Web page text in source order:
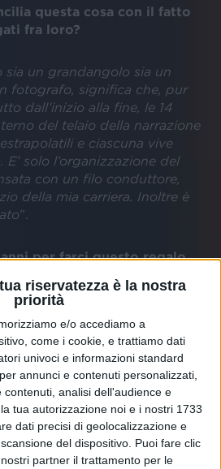
riservatezza è la nostra
priorità
e/o accediamo a
come i cookie, e trattiamo dati
univoci e informazioni standard
annunci e contenuti personalizzati,
contenuti, analisi dell'audience e
tua autorizzazione noi e i nostri 1733
dati precisi di geolocalizzazione e
del dispositivo. Puoi fare clic
partner il trattamento per le
questa cosa con il fatto
fra loro?
sia un grandangolo sia un
fotografo, significa che, pur
dall’inizio alla fine, le 14
del telaio della narrazione
e ciascuna vive
solo l’organizzazione del
con un filo conduttore,
della mia carriera. Inoltre è
”.
per farci questo regalo…
è vero anche che questo
anni di lavoro. I due
e Celso Valli, hanno
a gomito fra di loro e con me.
in questi tre anni ho fatto molte
lunghe e molto impegnative
e poi c’è stata la vicenda
rallentato notevolmente la
”.